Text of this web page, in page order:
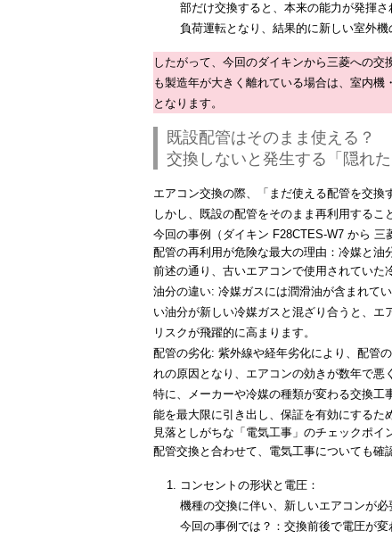
部だけ交換すると、本来の能力が発揮
負荷運転となり、結果的に新しい室外
したがって、今回のダイキンから三菱への
も製造年が大きく離れている場合は、室内
となります。
既設配管はそのまま使える？
交換しないと発生する「隠れた
エアコン交換の際、「まだ使える配管を交換
しかし、既設の配管をそのまま再利用するこ
今回の事例（ダイキン F28CTES-W7 から 三
配管の再利用が危険な最大の理由：冷媒と油
前述の通り、古いエアコンで使用されていた
油分の違い: 冷媒ガスには潤滑油が含まれて
い油分が新しい冷媒ガスと混ざり合うと、
リスクが飛躍的に高まります。
配管の劣化: 紫外線や経年劣化により、配管
れの原因となり、エアコンの効きが数年で悪
特に、メーカーや冷媒の種類が変わる交換
能を最大限に引き出し、保証を有効にするた
見落としがちな「電気工事」のチェックポイ
配管交換と合わせて、電気工事についても確
コンセントの形状と電圧：
機種の交換に伴い、新しいエアコンが必
今回の事例では？： 交換前後で電圧が